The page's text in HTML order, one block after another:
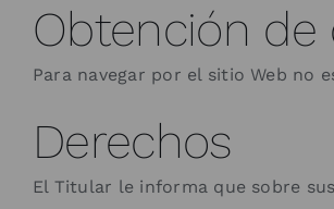
Obtención de
Para navegar por el sitio Web no
Derechos
El Titular le informa que sobre